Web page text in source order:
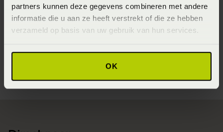
partners kunnen deze gegevens combineren met andere
informatie die u aan ze heeft verstrekt of die ze hebben
verzameld op basis van uw gebruik van hun services.
OK
Maximaal 60 graden (Wassen op maximaal 60 graden)
Afmeting
60x70 (60 x 70 cm)